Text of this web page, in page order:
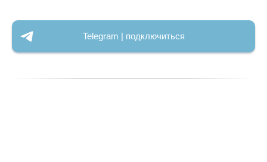
Telegram | подключиться